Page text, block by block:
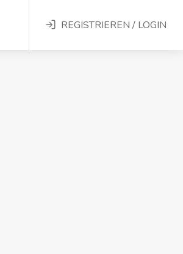
REGISTRIEREN / LOGIN